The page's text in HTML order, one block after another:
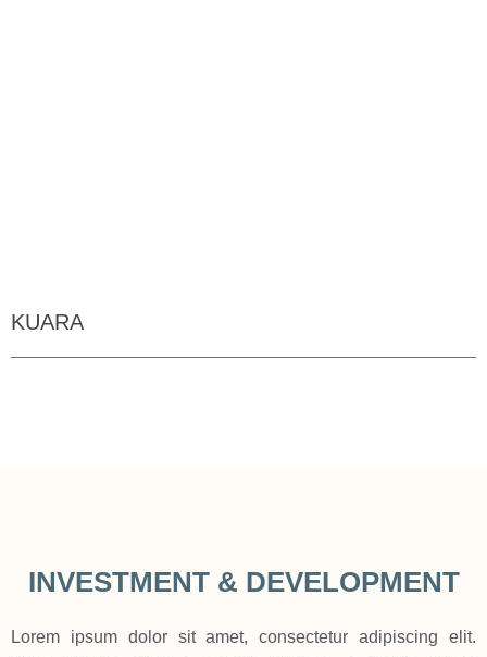
KUARA
INVESTMENT & DEVELOPMENT
Lorem ipsum dolor sit amet, consectetur adipiscing elit.